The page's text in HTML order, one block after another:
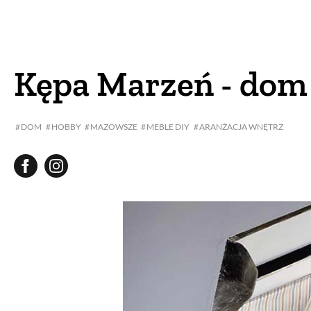
Kępa Marzeń -
DOM HOBBY MAZOWSZE MEBLE DIY ARANŻACJA WNĘTRZ
PROJEKTOWANIE
DLA DOMU
DANIA